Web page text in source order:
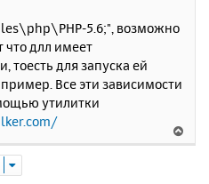
5.6;", возможно
что длл имеет
тоесть для запуска ей
Все эти зависимости
утилитки
е